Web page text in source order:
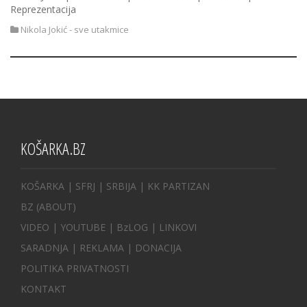
Reprezentacija
Nikola Jokić - sve utakmice
KOŠARKA.BZ
KOŠARKA | SFRJ | SRBIJA | KK PARTIZAN
BZ (ABOUT)
VIDEO | YOUTUBE | BzLOG | LINKOVI
SARADNJA | REKLAMA | DONACIJA
POLITIKA PRIVATNOSTI
KONTAKT